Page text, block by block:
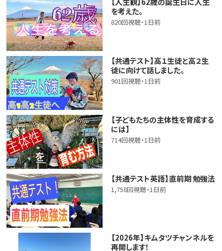
を考えた。
820回視聴・1日前
【共通テスト】高１生徒と高２生
徒に向けて話しました。
901回視聴・1日前
【子どもたちの主体性を育成する
には】
714回視聴・1日前
【共通テスト英語】直前期 勉強法
1,758回視聴・1日前
【2026年】キムタツチャンネルを
再開します！